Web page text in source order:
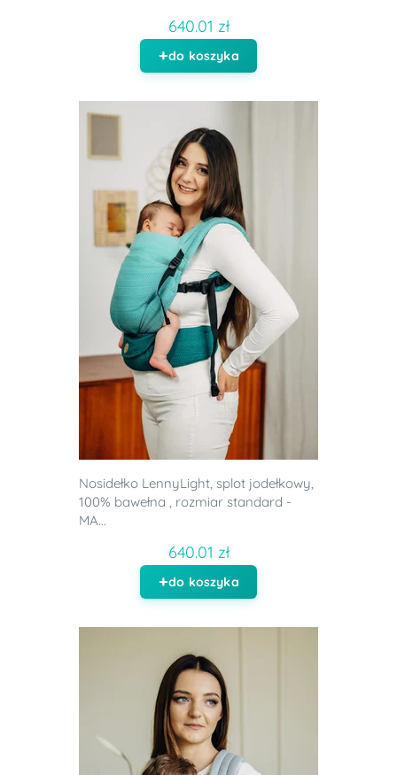
640.01 zł
do koszyka
Nosidełko LennyLight, splot jodełkowy,
100% bawełna , rozmiar standard -
MA...
640.01 zł
do koszyka